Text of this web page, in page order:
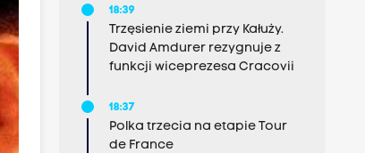
18:39
Trzęsienie ziemi przy Kałuży.
David Amdurer rezygnuje z
funkcji wiceprezesa Cracovii
18:37
Polka trzecia na etapie Tour
de France